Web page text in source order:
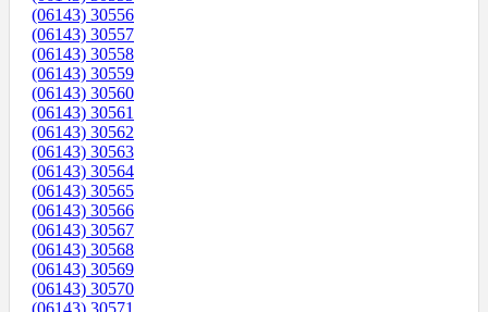
(06143) 30556
(06143) 30557
(06143) 30558
(06143) 30559
(06143) 30560
(06143) 30561
(06143) 30562
(06143) 30563
(06143) 30564
(06143) 30565
(06143) 30566
(06143) 30567
(06143) 30568
(06143) 30569
(06143) 30570
(06143) 30571